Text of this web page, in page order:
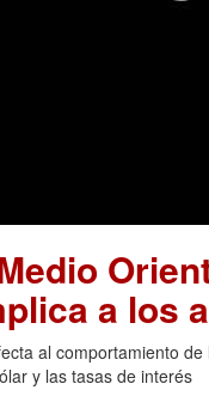
a los
al comportamiento
y las tasas de interés